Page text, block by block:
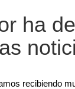
ha
recibiendo